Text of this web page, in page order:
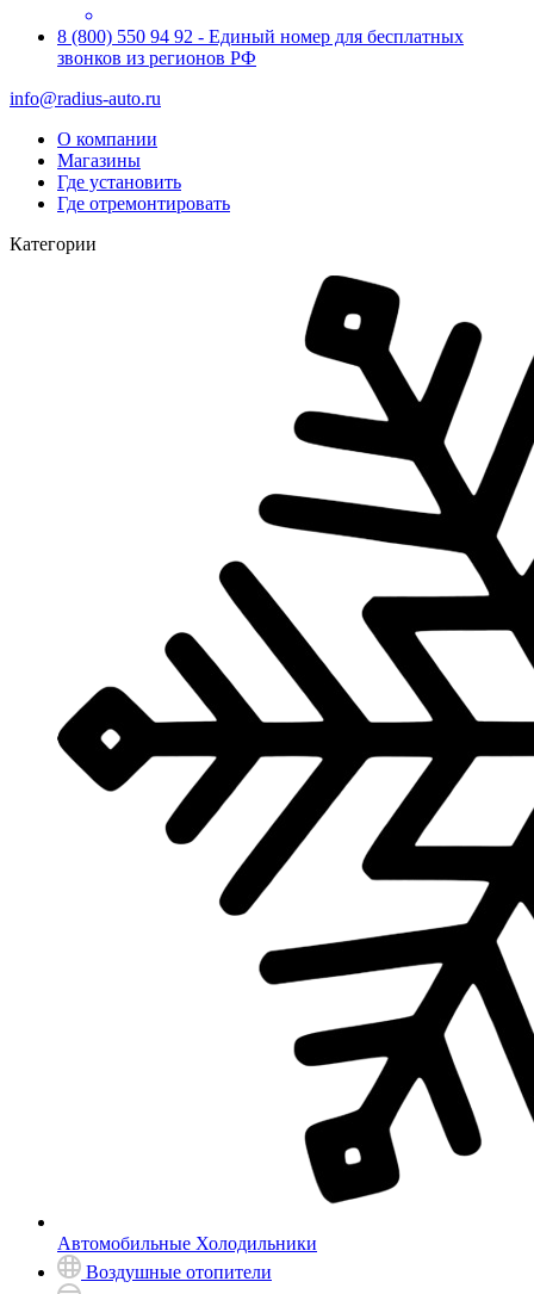
8 (800) 550 94 92 - Единый номер для бесплатных
звонков из регионов РФ
info@radius-auto.ru
О компании
Магазины
Где установить
Где отремонтировать
Категории
Автомобильные Холодильники
Воздушные отопители